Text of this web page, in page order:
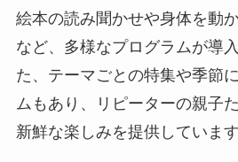
絵本の読み聞かせや身体を動
など、多様なプログラムが導
た、テーマごとの特集や季節
ムもあり、リピーターの親子
新鮮な楽しみを提供しています